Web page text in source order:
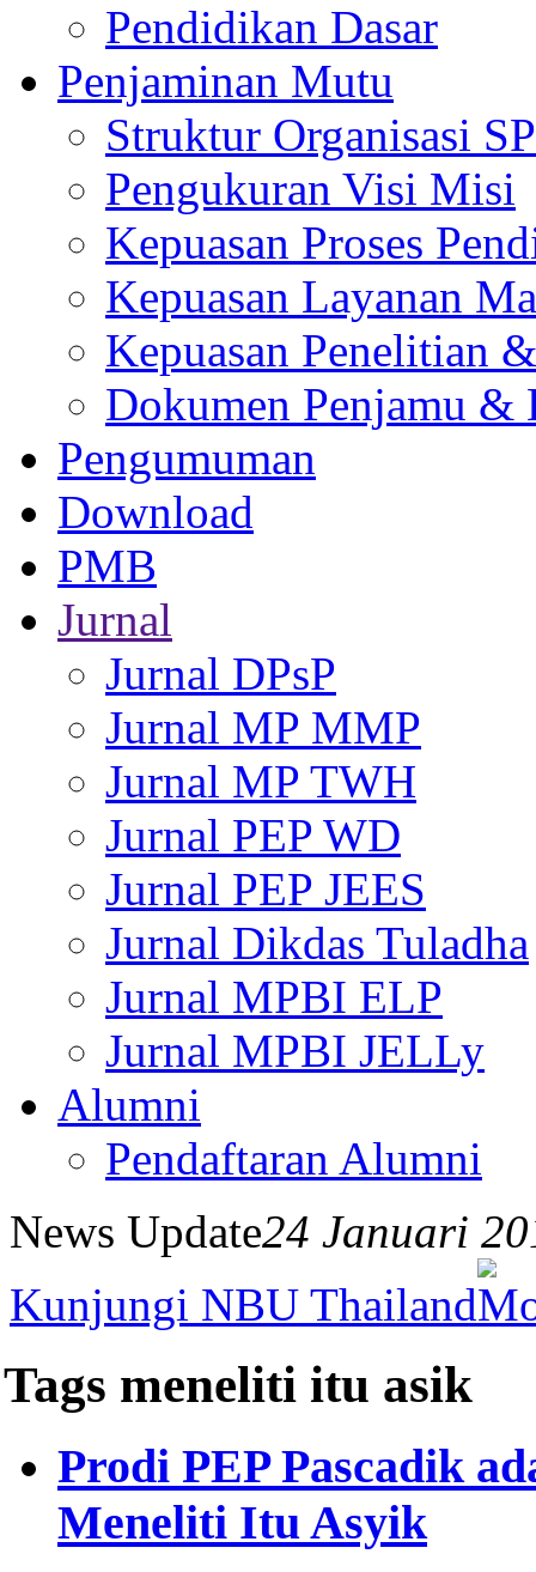
Pendidikan Dasar
Penjaminan Mutu
Struktur Organisasi
Pengukuran Visi Misi
Kepuasan Proses
Kepuasan Layanan
Kepuasan Penelitian
Dokumen Penjamu &
Pengumuman
Download
PMB
Jurnal
Jurnal DPsP
Jurnal MP MMP
Jurnal MP TWH
Jurnal PEP WD
Jurnal PEP JEES
Jurnal Dikdas Tuladha
Jurnal MPBI ELP
Jurnal MPBI JELLy
Alumni
Pendaftaran Alumni
News Update24 Januari
Kunjungi NBU Thailand
Tags meneliti itu asik
Prodi PEP Pascadik
Meneliti Itu Asyik